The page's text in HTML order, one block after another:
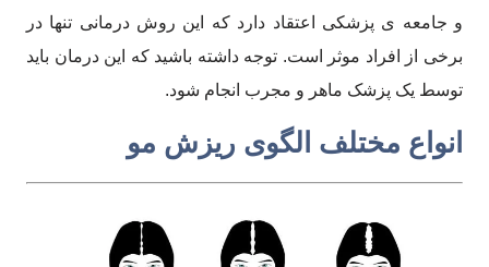
و جامعه ی پزشکی اعتقاد دارد که این روش درمانی تنها در
برخی از افراد موثر است. توجه داشته باشید که این درمان باید
توسط یک پزشک ماهر و مجرب انجام شود.
انواع مختلف الگوی ریزش مو